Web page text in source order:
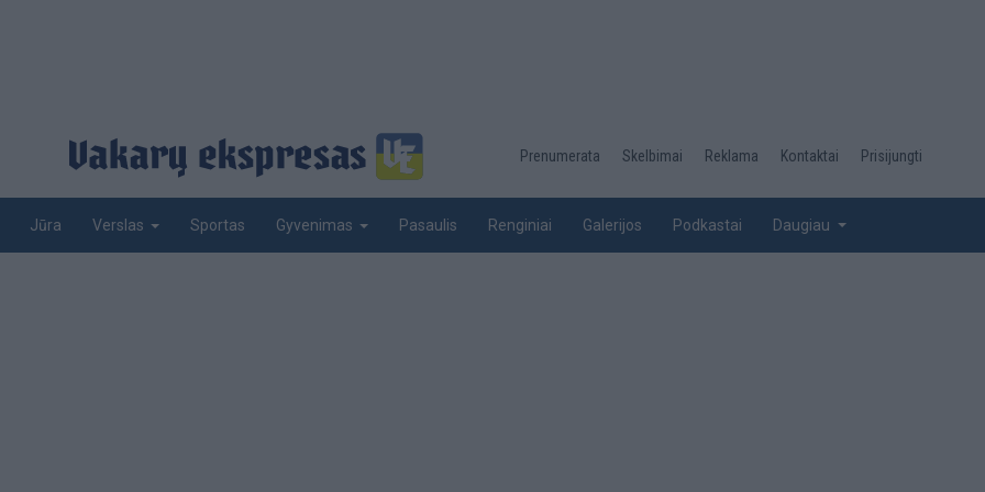
Desktop
top
Prenumerata Skelbimai Reklama Kontaktai Prisijungti
Jūra Verslas Sportas Gyvenimas Pasaulis Renginiai Galerijos Podkastai Daugiau